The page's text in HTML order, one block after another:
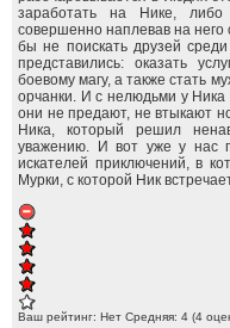
заработать на Нике, либо
совершенно наплевав на него
бы не поискать друзей
представились: оказать
боевому магу, а также стать
орчанки. И с нелюдьми у Ника
они не предают, не втыкают
Ника, который решил
уважению. И вот уже у нас
искателей приключений, в
Мурки, с которой Ник
Ваш рейтинг: Нет Средняя: 4 (4